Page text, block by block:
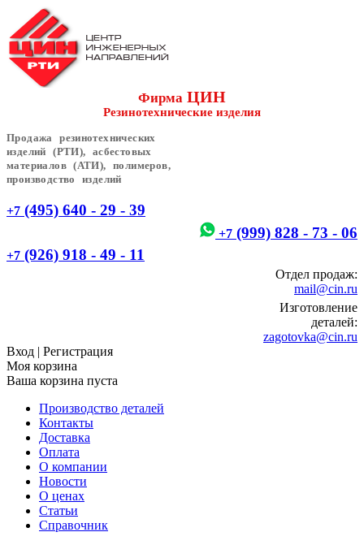
Фирма ЦИН
Резинотехнические изделия
Продажа резинотехнических
изделий (РТИ), асбестовых
материалов (АТИ), полимеров,
производство изделий
+7 (495) 640 - 29 - 39
+7 (999) 828 - 73 - 06
+7 (926) 918 - 49 - 11
Отдел продаж:
mail@cin.ru
Изготовление
деталей:
zagotovka@cin.ru
Вход | Регистрация
Моя корзина
Ваша корзина пуста
Производство деталей
Контакты
Доставка
Оплата
О компании
Новости
О ценах
Статьи
Справочник